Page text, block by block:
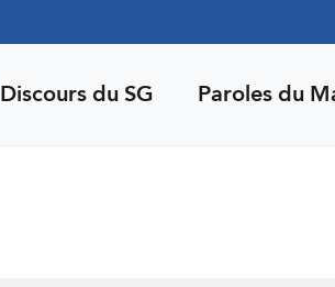
Discours du SG Paroles du